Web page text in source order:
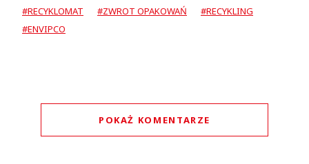
#RECYKLOMAT
#ZWROT OPAKOWAŃ
#RECYKLING
#ENVIPCO
POKAŻ KOMENTARZE